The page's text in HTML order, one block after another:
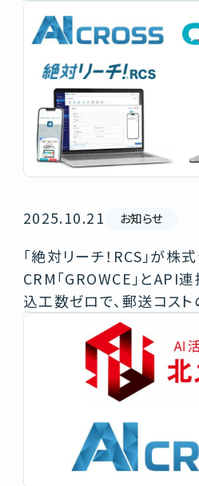
2025.10.21 お知らせ
「絶対リーチ！RCS」が株
CRM「GROWCE」とAPI
込工数ゼロで、郵送コス